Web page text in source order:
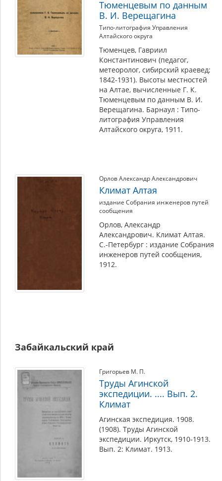
Тюменцевым по данным
В. И. Верещагина
Типо-литография Управления
Алтайского округа
Тюменцев, Гавриил
Константинович (педагог,
метеоролог, сибирский краевед;
1842-1931). Высоты местностей
на Алтае, вычисленные Г. К.
Тюменцевым по данным В. И.
Верещагина. Барнаул : Типо-
литография Управления
Алтайского округа, 1911.
Орлов Александр Александрович
Климат Алтая
издание Собрания инженеров путей
сообщения
Орлов, Александр
Александрович. Климат Алтая.
С.-Петербург : издание Собрания
инженеров путей сообщения,
1912.
Забайкальский край
Григорьев М. П.
Труды Агинской
экспедиции. .... Вып. 2.
Климат
Агинская экспедиция. 1908.
(1908). Труды Агинской
экспедиции. Иркутск, 1910-1913.
Вып. 2: Климат. 1913.